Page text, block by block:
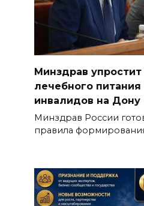
Минздрав упростит
лечебного
инвалидов на Дону
Минздрав России
правила